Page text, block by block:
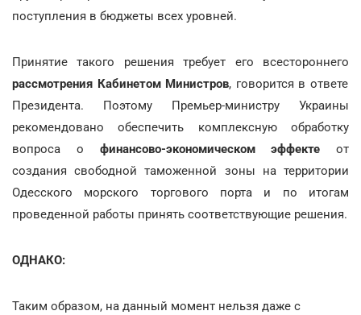
поступления в бюджеты всех уровней.
Принятие такого решения требует его всестороннего
рассмотрения Кабинетом Министров, говорится в ответе
Президента. Поэтому Премьер-министру Украины
рекомендовано обеспечить комплексную обработку
вопроса о финансово-экономическом эффекте от
создания свободной таможенной зоны на территории
Одесского морского торгового порта и по итогам
проведенной работы принять соответствующие решения.
ОДНАКО:
Таким образом, на данный момент нельзя даже с